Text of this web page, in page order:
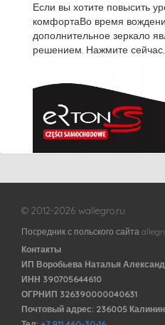
Если вы хотите повысить
комфортаВо время
дополнительное зеркало
решением. Нажмите сейчас,
© 2012-2026 wallegro.ru
Посредник с польского сайта
Контакты
ИП Воробьева Наталья
ИНН 390705644610
ОГРНИП 326390000040631
Почтовый адрес: 236005